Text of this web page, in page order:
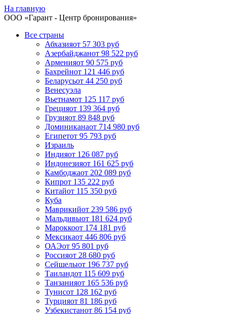
На главную
ООО «Гарант - Центр бронирования»
Все страны
Абхазияот 57 303 руб
Азербайджанот 98 522 руб
Арменияот 90 575 руб
Бахрейнот 121 446 руб
Беларусьот 44 250 руб
Венесуэла
Вьетнамот 125 117 руб
Грецияот 139 364 руб
Грузияот 89 848 руб
Доминиканаот 714 980 руб
Египетот 95 793 руб
Израиль
Индияот 126 087 руб
Индонезияот 161 625 руб
Камбоджаот 202 089 руб
Кипрот 135 222 руб
Китайот 115 350 руб
Куба
Маврикийот 239 586 руб
Мальдивыот 181 624 руб
Мароккоот 174 181 руб
Мексикаот 446 806 руб
ОАЭот 95 801 руб
Россияот 28 680 руб
Сейшелыот 196 737 руб
Таиландот 115 609 руб
Танзанияот 165 536 руб
Тунисот 128 162 руб
Турцияот 81 186 руб
Узбекистанот 86 154 руб